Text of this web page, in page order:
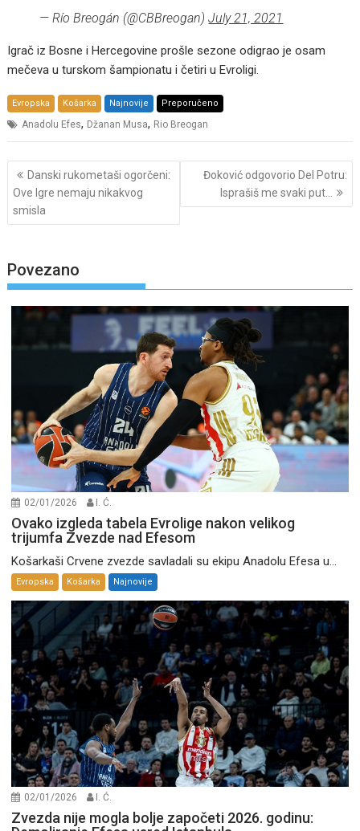
— Río Breogán (@CBBreogan)July 21, 2021
Igrač iz Bosne i Hercegovine prošle sezone odigrao je osam
mečeva u turskom šampionatu i četiri u Evroligi.
Evropska Košarka Najnovije Preporučeno
Anadolu Efes, Džanan Musa, Rio Breogan
Post
navigation
Danski rukometaši ogorčeni:
Ove Igre nemaju nikakvog
smisla
Đoković odgovorio Del Potru:
Isprašiš me svaki put…
Povezano
02/01/2026 I. Ć.
Ovako izgleda tabela Evrolige nakon velikog
trijumfa Zvezde nad Efesom
Košarkaši Crvene zvezde savladali su ekipu Anadolu Efesa u...
Evropska Košarka Najnovije
02/01/2026 I. Ć.
Zvezda nije mogla bolje započeti 2026. godinu: